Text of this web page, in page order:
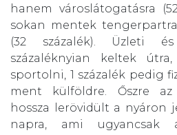
hanem városlátogatásra
sokan mentek
(32 százalék). Üzleti
százaléknyian keltek
sportolni, 1 százalék pedig
ment külföldre. Őszre
hossza lerövidült a nyáron
napra, ami ugyancsak